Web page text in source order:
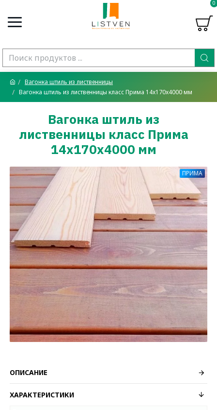
0
Вагонка штиль из лиственницы
Вагонка штиль из лиственницы класс Прима 14x170x4000 мм
Вагонка штиль из
лиственницы класс Прима
14x170x4000 мм
ПРИМА
ОПИСАНИЕ
ХАРАКТЕРИСТИКИ